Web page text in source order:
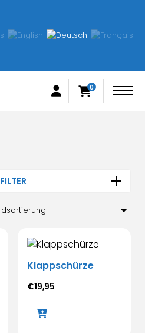
0
FILTER
Klappschürze
€19,95